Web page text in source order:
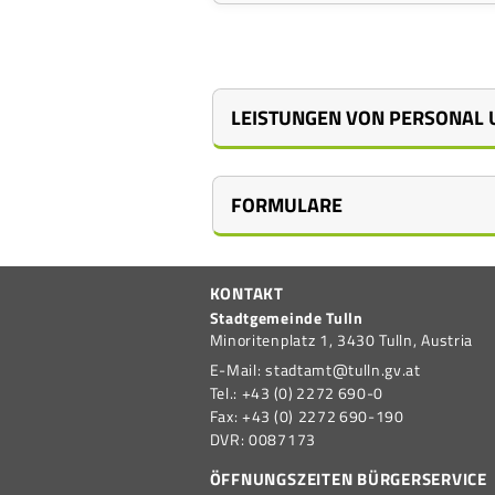
LEISTUNGEN VON PERSONAL
Stellenausschreibungen
FORMULARE
KONTAKT
Stadtgemeinde Tulln
Minoritenplatz 1, 3430 Tulln, Austria
E-Mail: stadtamt@tulln.gv.at
Tel.: +43 (0) 2272 690-0
Fax: +43 (0) 2272 690-190
DVR: 0087173
ÖFFNUNGSZEITEN BÜRGERSERVICE